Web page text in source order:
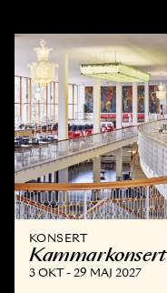
KONSERT
Kammar­konsert
3 OKT - 29 MAJ 2027